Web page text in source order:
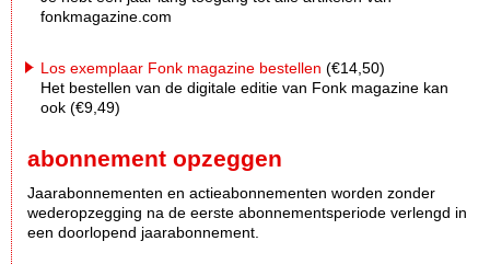
fonkmagazine.com
Los exemplaar Fonk magazine bestellen (€14,50)
Het bestellen van de digitale editie van Fonk magazine kan
ook (€9,49)
abonnement opzeggen
Jaarabonnementen en actieabonnementen worden zonder
wederopzegging na de eerste abonnementsperiode verlengd in
een doorlopend jaarabonnement.